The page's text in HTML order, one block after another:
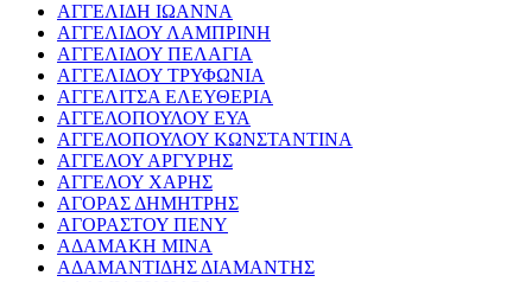
ΑΓΓΕΛΙΔΗ ΙΩΑΝΝΑ
ΑΓΓΕΛΙΔΟΥ ΛΑΜΠΡΙΝΗ
ΑΓΓΕΛΙΔΟΥ ΠΕΛΑΓΙΑ
ΑΓΓΕΛΙΔΟΥ ΤΡΥΦΩΝΙΑ
ΑΓΓΕΛΙΤΣΑ ΕΛΕΥΘΕΡΙΑ
ΑΓΓΕΛΟΠΟΥΛΟΥ ΕΥΑ
ΑΓΓΕΛΟΠΟΥΛΟΥ ΚΩΝΣΤΑΝΤΙΝΑ
ΑΓΓΕΛΟΥ ΑΡΓΥΡΗΣ
ΑΓΓΕΛΟΥ ΧΑΡΗΣ
ΑΓΟΡΑΣ ΔΗΜΗΤΡΗΣ
ΑΓΟΡΑΣΤΟΥ ΠΕΝΥ
ΑΔΑΜΑΚΗ ΜΙΝΑ
ΑΔΑΜΑΝΤΙΔΗΣ ΔΙΑΜΑΝΤΗΣ